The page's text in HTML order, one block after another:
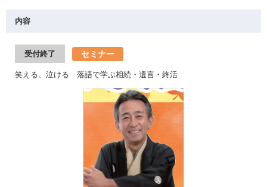
内容
受付終了 セミナー
笑える、泣ける 落語で学ぶ相続・遺言・終活